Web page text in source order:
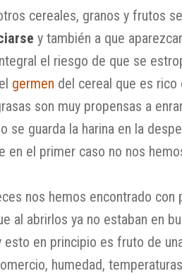
cereales, granos y frutos
y también a que
el riesgo de que se
germen del cereal que es rico
son muy propensas a
se guarda la harina en la
en el primer caso no nos
nos hemos encontrado con
al abrirlos ya no estaban en
esto en principio es fruto de
humedad,